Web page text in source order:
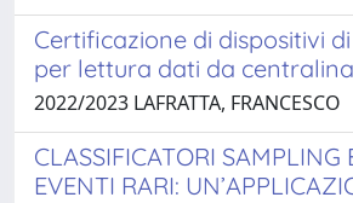
Certificazione di dispositivi
per lettura dati da
2022/2023 LAFRATTA, FRANCESCO
CLASSIFICATORI SAMPLING
EVENTI RARI: